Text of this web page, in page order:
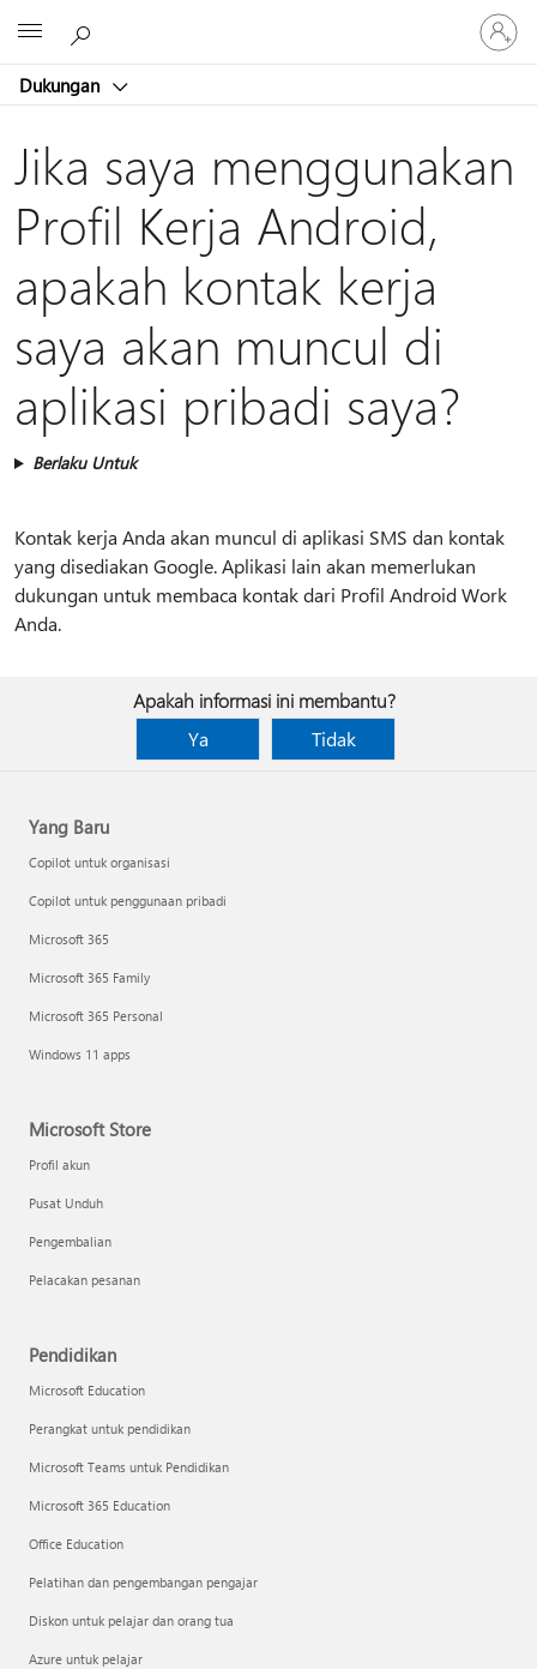
Dukungan
Masuk
ke
akun
Jika saya menggunakan
Profil Kerja Android,
apakah kontak kerja
saya akan muncul di
aplikasi pribadi saya?
Berlaku Untuk
Kontak kerja Anda akan muncul di aplikasi SMS dan kontak
yang disediakan Google. Aplikasi lain akan memerlukan
dukungan untuk membaca kontak dari Profil Android Work
Anda.
Apakah informasi ini membantu?
Ya
Tidak
Yang Baru
Copilot untuk organisasi
Copilot untuk penggunaan pribadi
Microsoft 365
Microsoft 365 Family
Microsoft 365 Personal
Windows 11 apps
Microsoft Store
Profil akun
Pusat Unduh
Pengembalian
Pelacakan pesanan
Pendidikan
Microsoft Education
Perangkat untuk pendidikan
Microsoft Teams untuk Pendidikan
Microsoft 365 Education
Office Education
Pelatihan dan pengembangan pengajar
Diskon untuk pelajar dan orang tua
Azure untuk pelajar